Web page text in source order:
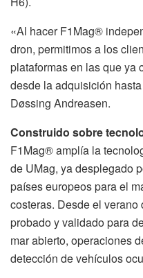
«Al hacer F1Mag®
dron, permitimos a los
plataformas en las que ya
desde la adquisición
Døssing Andreasen.
Construido sobre
F1Mag® amplía la
de UMag, ya desplegado
países europeos para el
costeras. Desde el
probado y validado para
mar abierto, operaciones
detección de vehículos